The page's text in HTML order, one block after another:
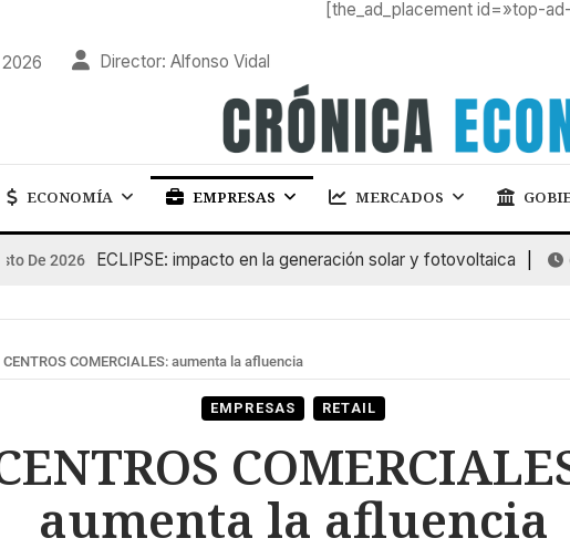
[the_ad_placement id=»top-
Director: Alfonso Vidal
ECONOMÍA EMPRESAS MERCADOS
2026 ECLIPSE: impacto en la generación solar y fotovoltaica 6
CENTROS COMERCIALES: aumenta la afluencia
EMPRESAS RETAIL
aumenta la afluencia